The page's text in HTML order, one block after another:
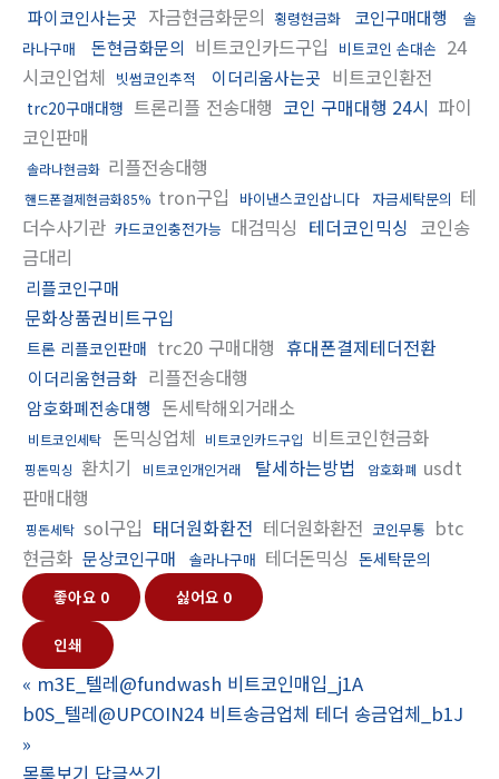
파이코인사는곳 자금현금화문의 횡령현금화 코인구매대행
솔
라나구매
돈현금화문의 비트코인카드구입 비트코인 손대손 24
시코인업체
빗썸코인추적 이더리움사는곳 비트코인환전
trc20구매대행 트론리플 전송대행 코인 구매대행 24시 파이
코인판매
솔라나현금화 리플전송대행
핸드폰결제현금화85% tron구입 바이낸스코인삽니다 자금세탁문의 테
더수사기관 카드코인충전가능 대검믹싱 테더코인믹싱 코인송
금대리
리플코인구매
문화상품권비트구입
트론 리플코인판매 trc20 구매대행 휴대폰결제테더전환
이더리움현금화 리플전송대행
암호화폐전송대행 돈세탁해외거래소
비트코인세탁 돈믹싱업체 비트코인카드구입 비트코인현금화
핑돈믹싱 환치기 비트코인개인거래 탈세하는방법 암호화폐 usdt
판매대행
핑돈세탁 sol구입 태더원화환전 테더원화환전 코인무통 btc
현금화 문상코인구매 솔라나구매 테더돈믹싱 돈세탁문의
좋아요 0 싫어요 0
인쇄
« m3E_텔레@fundwash 비트코인매입_j1A
b0S_텔레@UPCOIN24 비트송금업체 테더 송금업체_b1J
»
목록보기 답글쓰기